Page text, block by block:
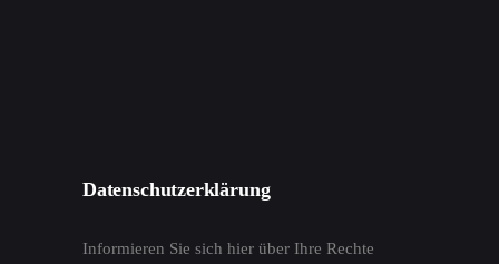
Datenschutzerklärung
Informieren Sie sich hier über Ihre Rechte